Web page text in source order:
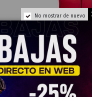
No mostrar de nuevo